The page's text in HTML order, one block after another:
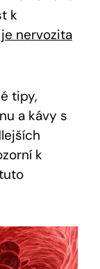
k
nervozita
tipy,
a kávy s
k